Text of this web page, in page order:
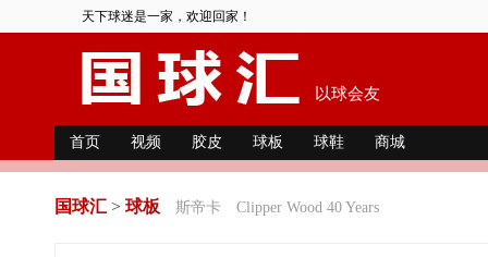
天下球迷是一家，欢迎回家！
以球会友
首页 视频 胶皮 球板 球鞋 商城
国球汇 > 球板 斯帝卡 Clipper Wood 40 Years